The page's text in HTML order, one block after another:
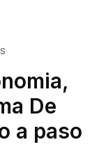
De
a paso